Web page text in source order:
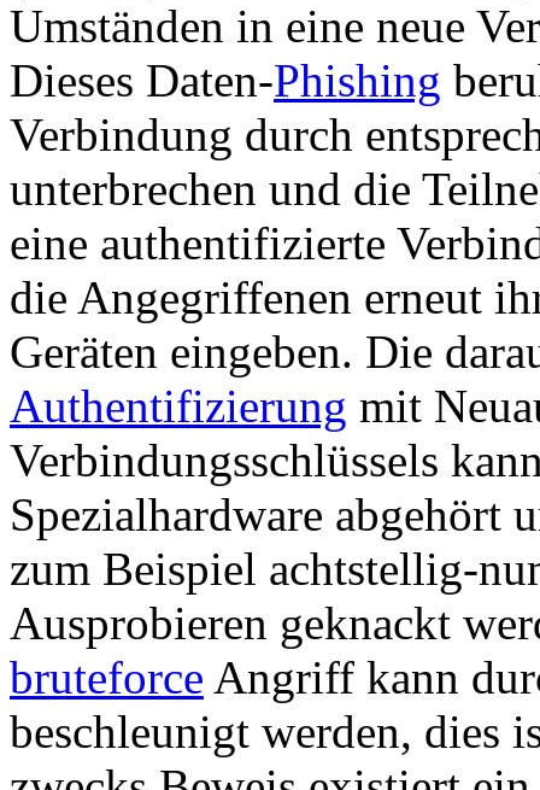
Umständen in eine neue
Dieses Daten-Phishing
Verbindung durch
unterbrechen und die
eine authentifizierte
die Angegriffenen erneut
Geräten eingeben. Die
Authentifizierung mit
Verbindungsschlüssels
Spezialhardware abgehört
zum Beispiel achtstellig-
Ausprobieren geknackt
bruteforce Angriff kann
beschleunigt werden, dies